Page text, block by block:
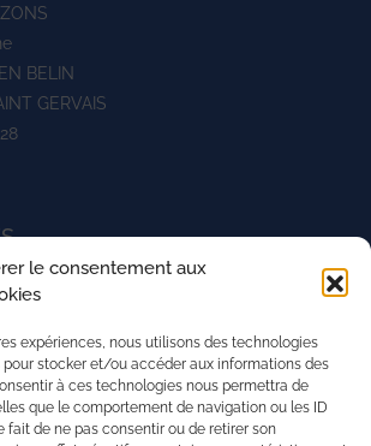
le consentement aux
expériences, nous utilisons des technologies
stocker et/ou accéder aux informations des
à ces technologies nous permettra de
que le comportement de navigation ou les ID
fait de ne pas consentir ou de retirer son
BELIN
GERVAIS
de l'agglomération mancelle
de la Loire